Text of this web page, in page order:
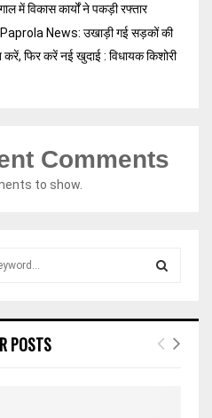
में विकास कार्यों ने पकड़ी रफ्तार
News: उखाड़ी गई सड़कों की
फिर करें नई खुदाई : विधायक किशोरी
Comments
to show.
E
POSTS